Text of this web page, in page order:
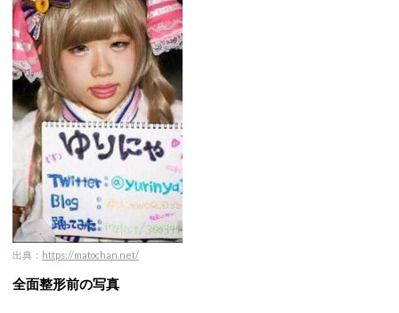
出典： https://matochan.net/
全面整形前の写真